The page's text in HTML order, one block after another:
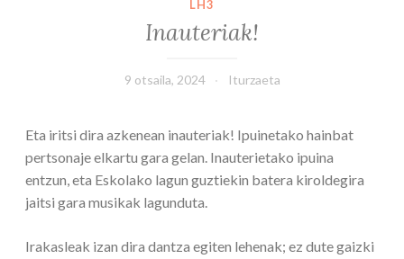
LH3
Inauteriak!
9 otsaila, 2024 Iturzaeta
Eta iritsi dira azkenean inauteriak! Ipuinetako hainbat
pertsonaje elkartu gara gelan. Inauterietako ipuina
entzun, eta Eskolako lagun guztiekin batera kiroldegira
jaitsi gara musikak lagunduta.
Irakasleak izan dira dantza egiten lehenak; ez dute gaizki